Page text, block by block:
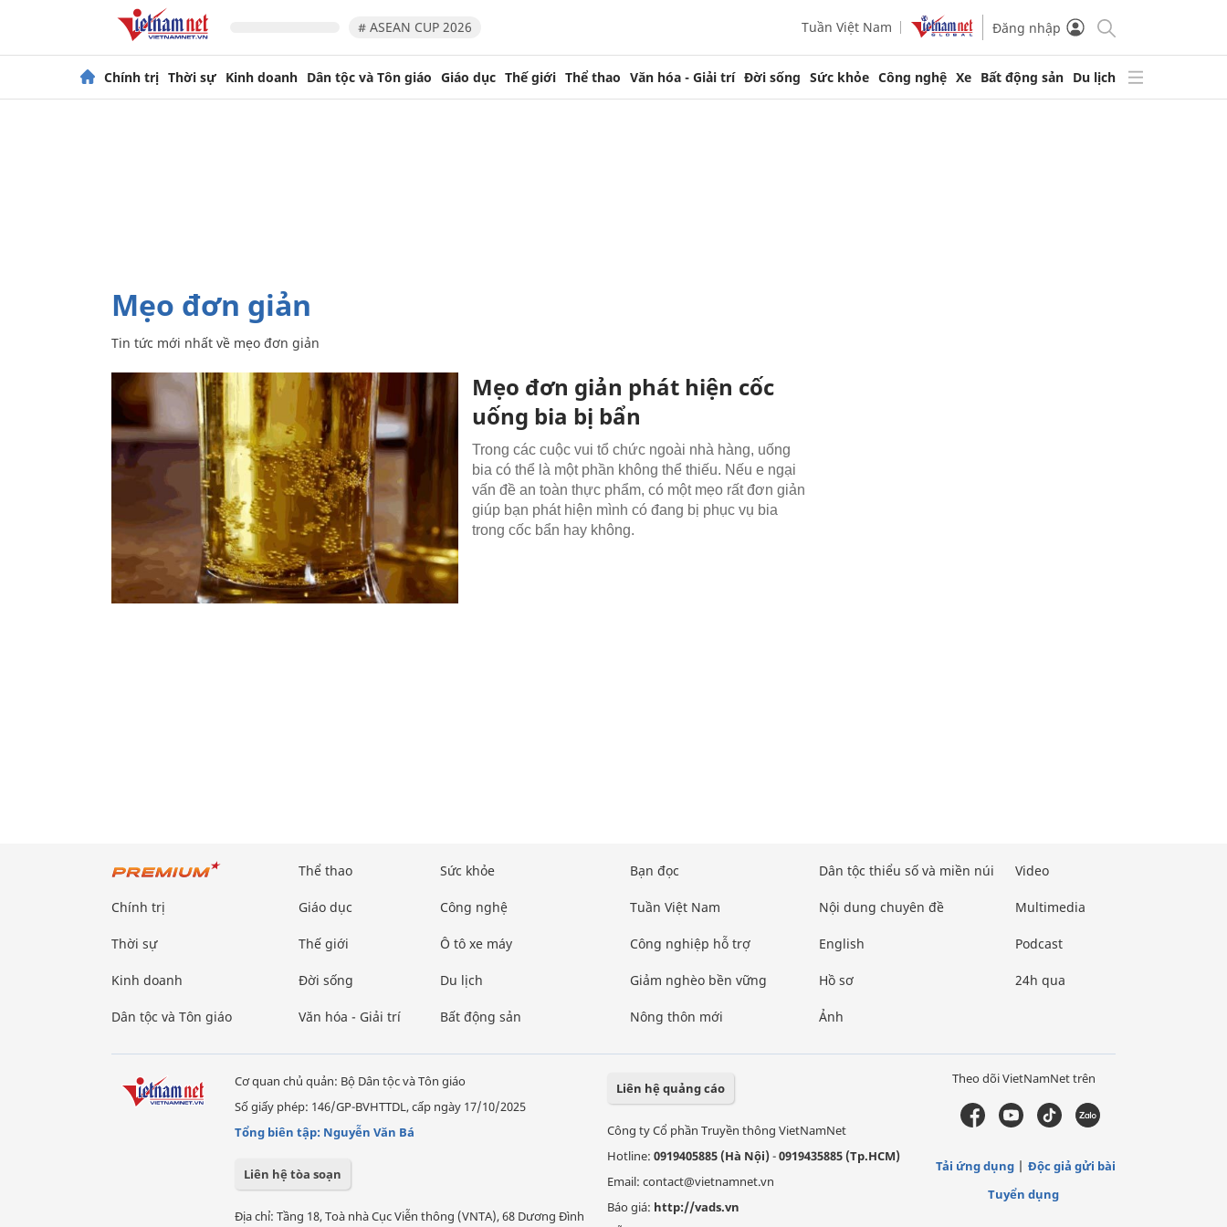
# ASEAN CUP 2026 Tuần Việt Nam Đăng nhập
Chính trị Thời sự Kinh doanh Dân tộc và Tôn giáo Giáo dục Thế giới Thể thao Văn hóa - Giải trí Đời sống Sức khỏe Công nghệ Xe Bất động sản Du lịch
mẹo đơn giản
Tin tức mới nhất về mẹo đơn giản
Mẹo đơn giản phát hiện cốc
uống bia bị bẩn
Trong các cuộc vui tổ chức ngoài nhà hàng, uống
bia có thể là một phần không thể thiếu. Nếu e ngại
vấn đề an toàn thực phẩm, có một mẹo rất đơn giản
giúp bạn phát hiện mình có đang bị phục vụ bia
trong cốc bẩn hay không.
Chính trị
Thời sự
Kinh doanh
Dân tộc và Tôn giáo
Thể thao
Giáo dục
Thế giới
Đời sống
Văn hóa - Giải trí
Sức khỏe
Công nghệ
Ô tô xe máy
Du lịch
Bất động sản
Bạn đọc
Tuần Việt Nam
Công nghiệp hỗ trợ
Giảm nghèo bền vững
Nông thôn mới
Dân tộc thiểu số và miền núi
Nội dung chuyên đề
English
Hồ sơ
Ảnh
Video
Multimedia
Podcast
24h qua
Cơ quan chủ quản: Bộ Dân tộc và Tôn giáo
Số giấy phép: 146/GP-BVHTTDL, cấp ngày 17/10/2025
Tổng biên tập: Nguyễn Văn Bá
Liên hệ tòa soạn
Địa chỉ: Tầng 18, Toà nhà Cục Viễn thông (VNTA), 68 Dương Đình
Liên hệ quảng cáo
Công ty Cổ phần Truyền thông VietNamNet
Hotline: 0919405885 (Hà Nội)-0919435885 (Tp.HCM)
Email: contact@vietnamnet.vn
Báo giá: http://vads.vn
Theo dõi VietNamNet trên
Tải ứng dụng
Độc giả gửi bài
Tuyển dụng